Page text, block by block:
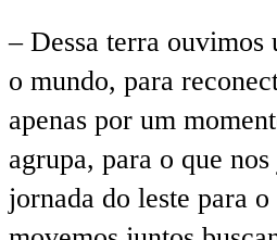
– Dessa terra ouvimos
o mundo, para
apenas por um
agrupa, para o que nos
jornada do leste para